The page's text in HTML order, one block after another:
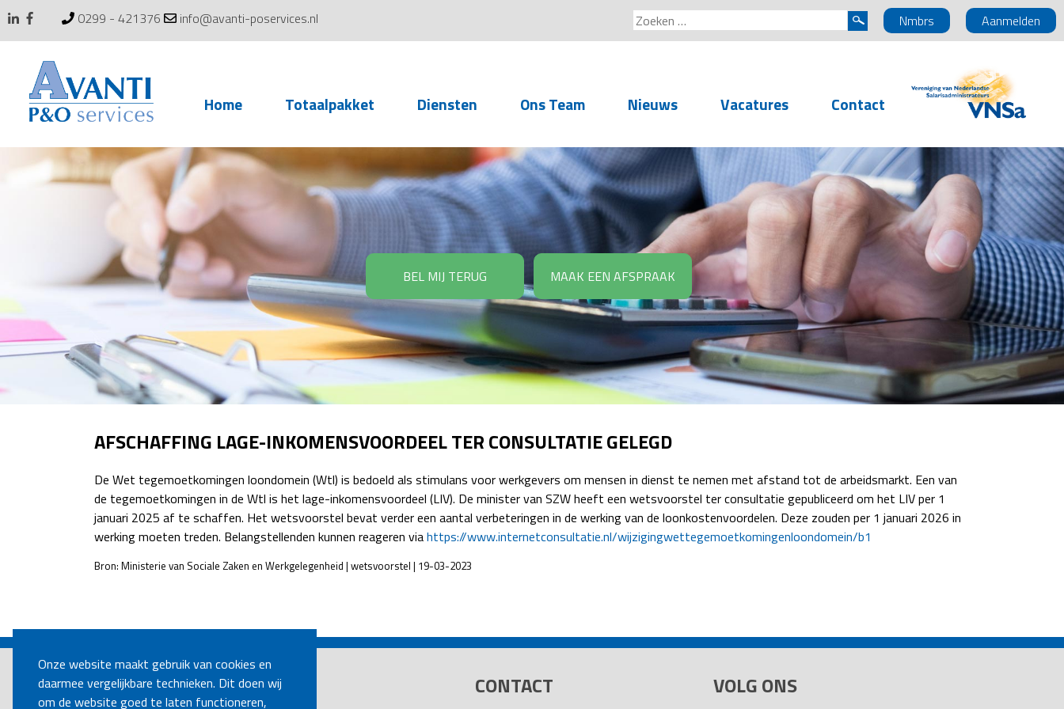
Onze website maakt gebruik van cookies en
daarmee vergelijkbare technieken. Dit doen wij
om de website goed te laten functioneren,
0299 - 421376 info@avanti-poservices.nl Aanmelden
Nmbrs
Zoeken
naar:
Home Totaalpakket Diensten
Service voor
accountants- en
administratiekantoren
Arbeidsrechtelijke
Advisering
Salarisadministratie
Personeelsadministratie
Detachering
Ons Team Nieuws Vacatures Contact
BEL MIJ TERUG MAAK EEN AFSPRAAK
AFSCHAFFING LAGE-INKOMENSVOORDEEL TER CONSULTATIE GELEGD
De Wet tegemoetkomingen loondomein (Wtl) is bedoeld als stimulans voor werkgevers om mensen in dienst te nemen met afstand tot de arbeidsmarkt. Een van
de tegemoetkomingen in de Wtl is het lage-inkomensvoordeel (LIV). De minister van SZW heeft een wetsvoorstel ter consultatie gepubliceerd om het LIV per 1
januari 2025 af te schaffen. Het wetsvoorstel bevat verder een aantal verbeteringen in de werking van de loonkostenvoordelen. Deze zouden per 1 januari 2026 in
werking moeten treden. Belangstellenden kunnen reageren viahttps://www.internetconsultatie.nl/wijzigingwettegemoetkomingenloondomein/b1
Bron: Ministerie van Sociale Zaken en Werkgelegenheid | wetsvoorstel | 19-03-2023
NAVIGATION
CONTACT
VOLG ONS